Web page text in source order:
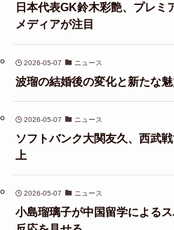
日本代表GK鈴木彩艶、プレミ
メディアが注目
2026-05-07 ニュース
波瑠の結婚後の変化と新たな
2026-05-07 ニュース
ソフトバンク大関友久、西武
上
2026-05-07 ニュース
小島瑠璃子が中国留学による